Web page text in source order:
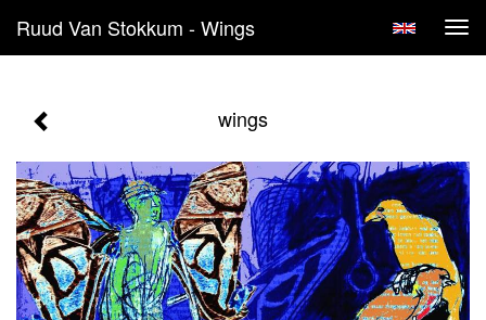
Ruud Van Stokkum - Wings
wings